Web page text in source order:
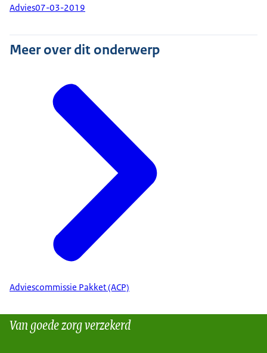
Advies07-03-2019
Meer over dit onderwerp
Adviescommissie Pakket (ACP)
Van goede zorg verzekerd